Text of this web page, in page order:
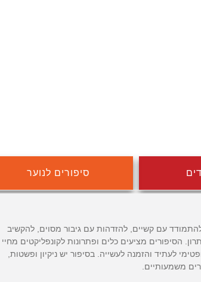
סיפורים לנוער
עם קשיים, להזדהות עם גיבור מסוים, להקשיב
הסיפורים מציעים כלים ופתרונות לקונפליקטים מחיי
לעתיד והזמנה לעשייה. בסיפור יש ניקיון ופשטות,
משמעותיים.